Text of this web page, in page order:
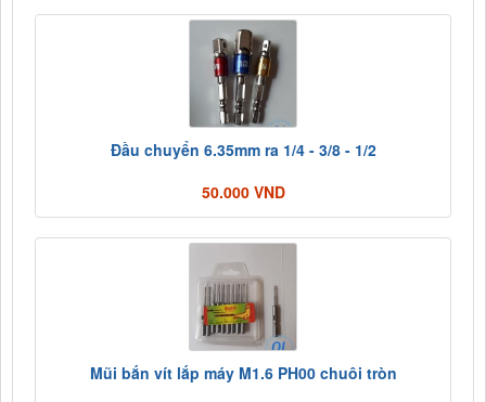
Đầu chuyển 6.35mm ra 1/4 - 3/8 - 1/2
50.000 VND
Mũi bắn vít lắp máy M1.6 PH00 chuôi tròn